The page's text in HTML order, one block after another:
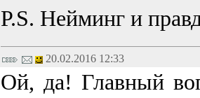
P.S. Нейминг и
20.02.2016 12:33
Ой, да! Главный